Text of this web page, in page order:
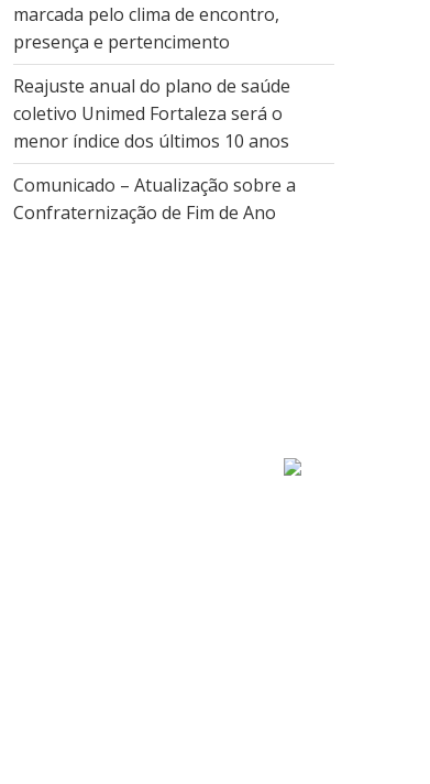
marcada pelo clima de encontro,
presença e pertencimento
Reajuste anual do plano de saúde
coletivo Unimed Fortaleza será o
menor índice dos últimos 10 anos
Comunicado – Atualização sobre a
Confraternização de Fim de Ano